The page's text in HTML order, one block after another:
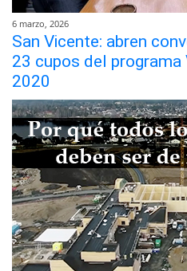
6 marzo, 2026
San Vicente: abren
23 cupos del programa
2020